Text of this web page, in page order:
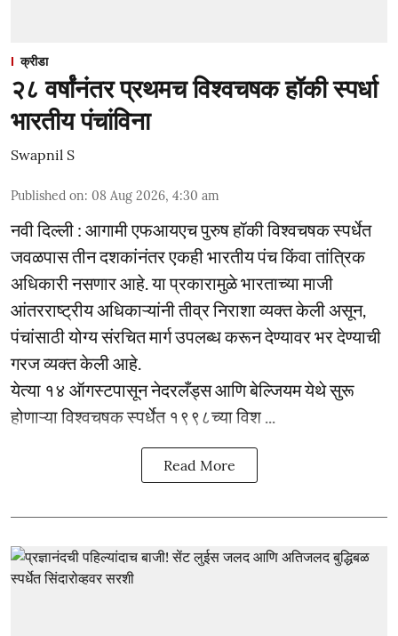
क्रीडा
२८ वर्षांनंतर प्रथमच विश्वचषक हॉकी स्पर्धा
भारतीय पंचांविना
Swapnil S
Published on: 08 Aug 2026, 4:30 am
नवी दिल्ली : आगामी एफआयएच पुरुष हॉकी विश्वचषक स्पर्धेत
जवळपास तीन दशकांनंतर एकही भारतीय पंच किंवा तांत्रिक
अधिकारी नसणार आहे. या प्रकारामुळे भारताच्या माजी
आंतरराष्ट्रीय अधिकाऱ्यांनी तीव्र निराशा व्यक्त केली असून,
पंचांसाठी योग्य संरचित मार्ग उपलब्ध करून देण्यावर भर देण्याची
गरज व्यक्त केली आहे.
येत्या १४ ऑगस्टपासून नेदरलँड्स आणि बेल्जियम येथे सुरू
होणाऱ्या विश्वचषक स्पर्धेत १९९८च्या विश ...
Read More